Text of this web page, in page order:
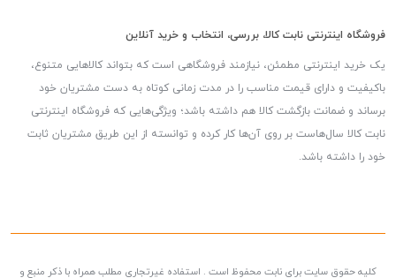
فروشگاه اینترنتی نابت کالا، بررسی، انتخاب و خرید آنلاین
یک خرید اینترنتی مطمئن، نیازمند فروشگاهی است که بتواند کالاهایی متنوع،
باکیفیت و دارای قیمت مناسب را در مدت زمانی کوتاه به دست مشتریان خود
برساند و ضمانت بازگشت کالا هم داشته باشد؛ ویژگی‌هایی که فروشگاه اینترنتی
نابت کالا سال‌هاست بر روی آن‌ها کار کرده و توانسته از این طریق مشتریان ثابت
خود را داشته باشد.
کلیه حقوق سایت برای نابت محفوظ است . استفاده غیرتجاری مطلب همراه با ذکر منبع و